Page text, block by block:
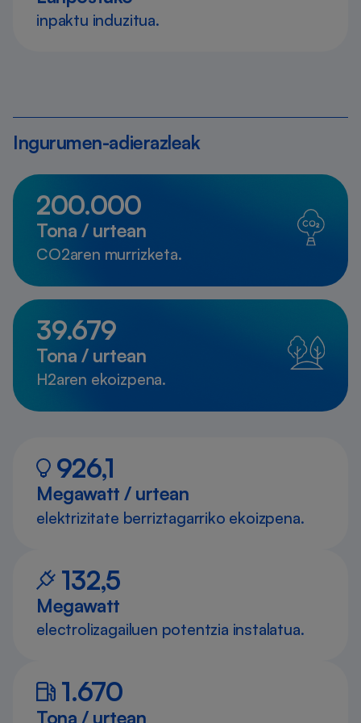
inpaktu induzitua.
Ingurumen-adierazleak
200.000
Tona / urtean
CO2aren murrizketa.
39.679
Tona / urtean
H2aren ekoizpena.
926,1
Megawatt / urtean
elektrizitate berriztagarriko ekoizpena.
132,5
Megawatt
electrolizagailuen potentzia instalatua.
1.670
Tona / urtean